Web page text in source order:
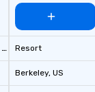
Tapahtumapaikan tyyppi Resort
Berkeley, US